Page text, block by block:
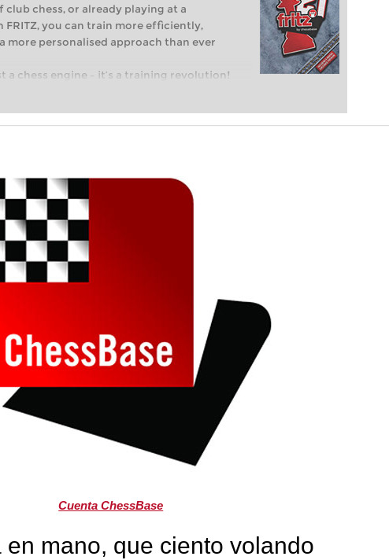
chess, or already playing at a
you can train more efficiently,
more personalised approach than ever
a chess engine – it’s a training revolution!
your first steps into the world of club chess,
and with a more personalised
Cuenta ChessBase
en mano, que ciento volando